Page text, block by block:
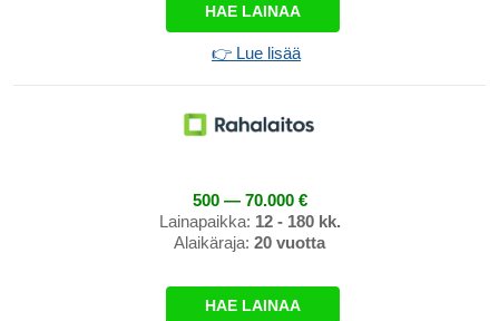
HAE LAINAA
👉 Lue lisää
500 — 70.000 €
Lainapaikka: 12 - 180 kk.
Alaikäraja: 20 vuotta
HAE LAINAA